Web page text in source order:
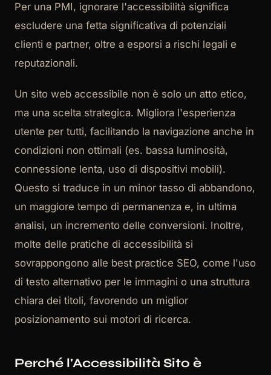
Per una PMI, ignorare l'accessibilità significa
escludere una fetta significativa di potenziali
clienti e partner, oltre a esporsi a rischi legali e
reputazionali.
Un sito web accessibile non è solo un atto etico,
ma una scelta strategica. Migliora l'esperienza
utente per tutti, facilitando la navigazione anche in
condizioni non ottimali (es. bassa luminosità,
connessione lenta, uso di dispositivi mobili).
Questo si traduce in un minor tasso di abbandono,
un maggiore tempo di permanenza e, in ultima
analisi, un incremento delle conversioni. Inoltre,
molte delle pratiche di accessibilità si
sovrappongono alle best practice SEO, come l'uso
di testo alternativo per le immagini o una struttura
chiara dei titoli, favorendo un miglior
posizionamento sui motori di ricerca.
Perché l'Accessibilità Sito è